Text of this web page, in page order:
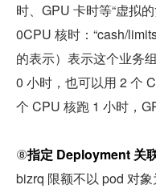
时、GPU 卡时等“虚拟
0CPU 核时：“cash/
的表示）表示这个业务
0 小时，也可以用 2 个
个 CPU 核跑 1 小时，
⑧指定 Deployment 关
bizrq 限额不以 pod 对